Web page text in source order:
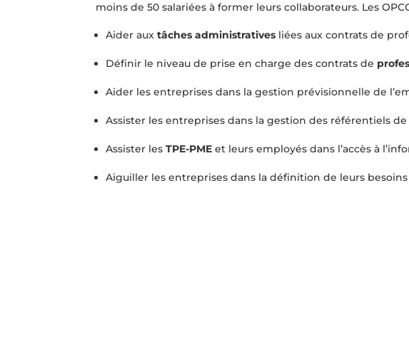
moins de 50 salariées à former leurs collaborateurs. Les
Aider auxtâches administratives liées aux contrats de
Définir le niveau de prise en charge des contrats de
Aider les entreprises dans la gestion prévisionnelle de
Assister les entreprises dans la gestion des référentiels
Assister lesTPE-PME et leurs employés dans l’accès à
Aiguiller les entreprises dans la définition de leurs